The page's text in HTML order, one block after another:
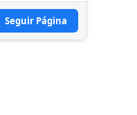
Seguir Página